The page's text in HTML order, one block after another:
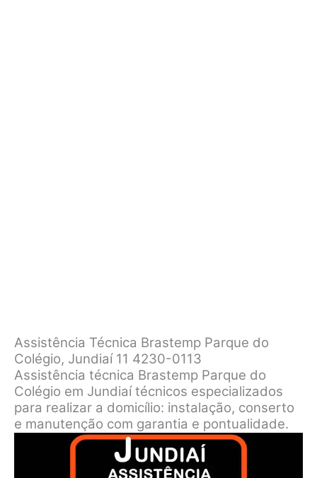
Assistência Técnica Brastemp Parque do
Colégio, Jundiaí 11 4230-0113
Assistência técnica Brastemp Parque do
Colégio em Jundiaí técnicos especializados
para realizar a domicílio: instalação, conserto
e manutenção com garantia e pontualidade.